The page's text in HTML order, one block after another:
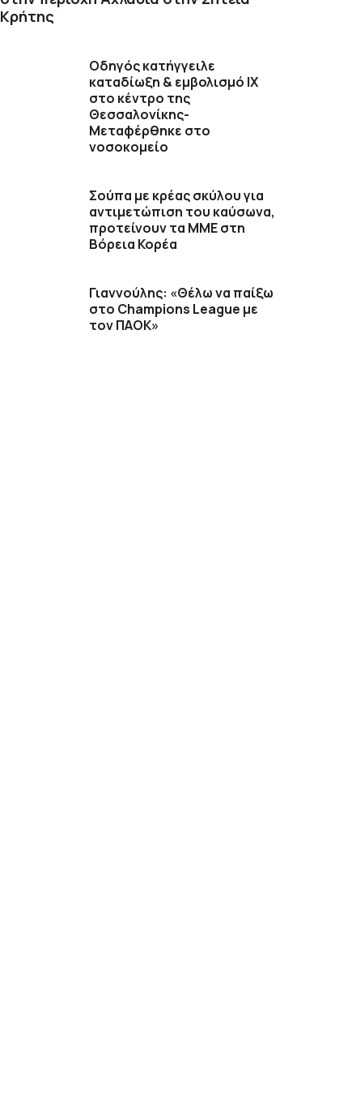
Κρήτης
Οδηγός κατήγγειλε
καταδίωξη & εμβολισμό ΙΧ
στο κέντρο της
Θεσσαλονίκης-
Μεταφέρθηκε στο
νοσοκομείο
Σούπα με κρέας σκύλου για
αντιμετώπιση του καύσωνα,
προτείνουν τα ΜΜΕ στη
Βόρεια Κορέα
Γιαννούλης: «Θέλω να παίξω
στο Champions League με
τον ΠΑΟΚ»